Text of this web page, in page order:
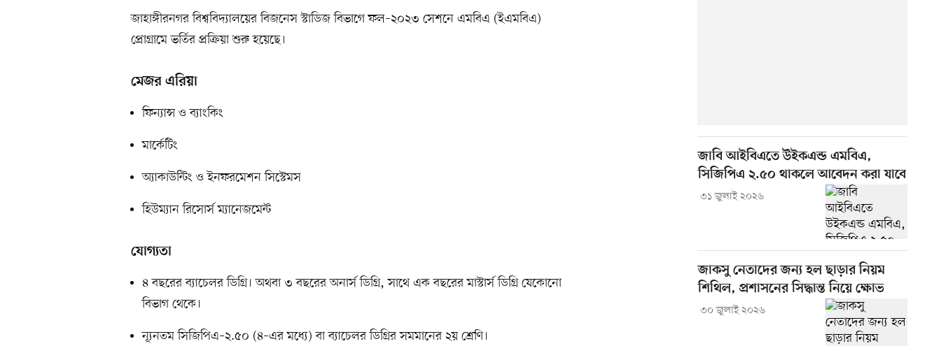
জাহাঙ্গীরনগর বিশ্ববিদ্যালয়ের বিজনেস স্টাডিজ বিভাগে ফল–২০২৩ সেশনে এমবিএ (ইএমবিএ)
প্রোগ্রামে ভর্তির প্রক্রিয়া শুরু হয়েছে।
মেজর এরিয়া
ফিন্যান্স ও ব্যাংকিং
মার্কেটিং
অ্যাকাউন্টিং ও ইনফরমেশন সিস্টেমস
হিউম্যান রিসোর্স ম্যানেজমেন্ট
যোগ্যতা
৪ বছরের ব্যাচেলর ডিগ্রি। অথবা ৩ বছরের অনার্স ডিগ্রি, সাথে এক বছরের মাস্টার্স ডিগ্রি যেকোনো
বিভাগ থেকে।
ন্যূনতম সিজিপিএ–২.৫০ (৪–এর মধ্যে) বা ব্যাচেলর ডিগ্রির সমমানের ২য় শ্রেণি।
জাবি আইবিএতে উইকএন্ড এমবিএ,
সিজিপিএ ২.৫০ থাকলে আবেদন করা যাবে
৩১ জুলাই ২০২৬
জাকসু নেতাদের জন্য হল ছাড়ার নিয়ম
শিথিল, প্রশাসনের সিদ্ধান্ত নিয়ে ক্ষোভ
৩০ জুলাই ২০২৬